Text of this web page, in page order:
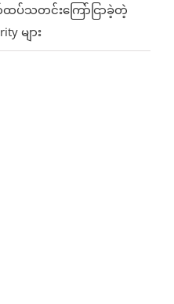
ပ်သတင်းကြော်ငြာခဲ့တဲ့
များ